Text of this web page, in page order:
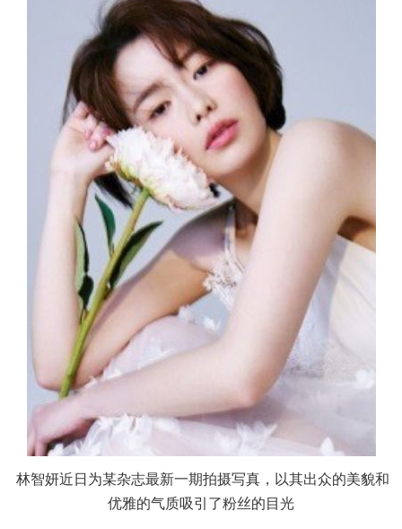
林智妍近日为某杂志最新一期拍摄写真，以其出众的美貌和
优雅的气质吸引了粉丝的目光